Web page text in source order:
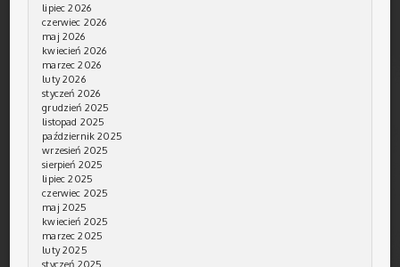
lipiec 2026
czerwiec 2026
maj 2026
kwiecień 2026
marzec 2026
luty 2026
styczeń 2026
grudzień 2025
listopad 2025
październik 2025
wrzesień 2025
sierpień 2025
lipiec 2025
czerwiec 2025
maj 2025
kwiecień 2025
marzec 2025
luty 2025
styczeń 2025